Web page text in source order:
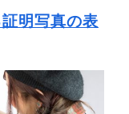
明写真の表